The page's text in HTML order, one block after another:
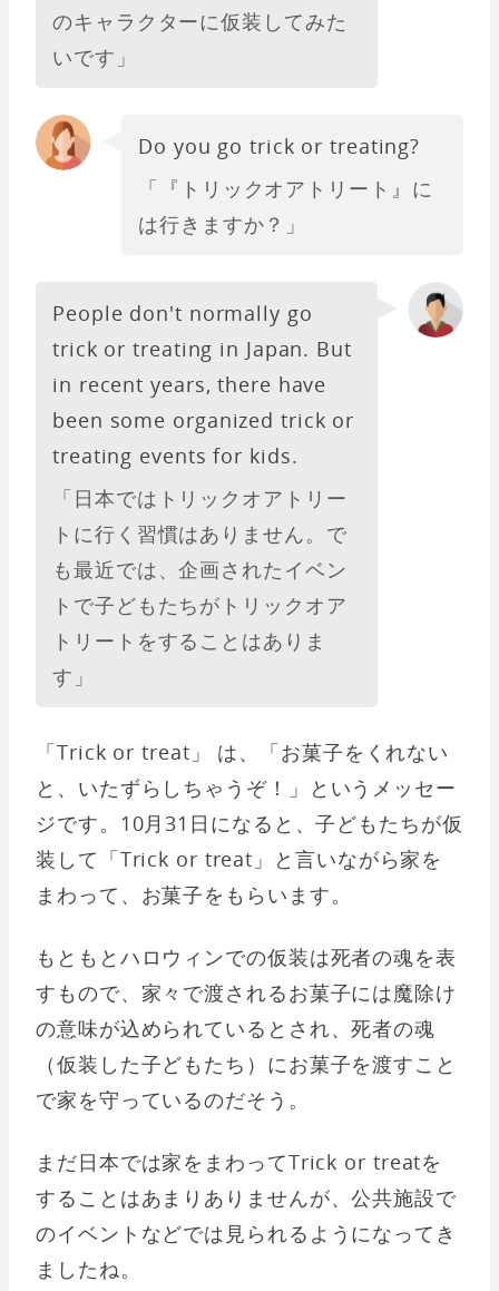
のキャラクターに仮装してみた
いです」
Do you go trick or treating?
「『トリックオアトリート』に
は行きますか？」
People don't normally go
trick or treating in Japan. But
in recent years, there have
been some organized trick or
treating events for kids.
「日本ではトリックオアトリー
トに行く習慣はありません。で
も最近では、企画されたイベン
トで子どもたちがトリックオア
トリートをすることはありま
す」
「Trick or treat」 は、「お菓子をくれない
と、いたずらしちゃうぞ！」というメッセー
ジです。10月31日になると、子どもたちが仮
装して「Trick or treat」と言いながら家を
まわって、お菓子をもらいます。
もともとハロウィンでの仮装は死者の魂を表
すもので、家々で渡されるお菓子には魔除け
の意味が込められているとされ、死者の魂
（仮装した子どもたち）にお菓子を渡すこと
で家を守っているのだそう。
まだ日本では家をまわってTrick or treatを
することはあまりありませんが、公共施設で
のイベントなどでは見られるようになってき
ましたね。